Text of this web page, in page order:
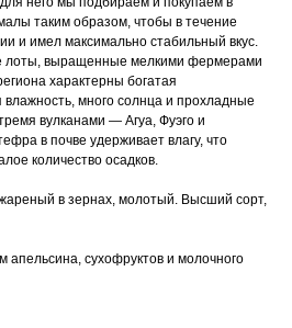
таким образом, чтобы в течение
и имел максимально стабильный вкус.
лоты, выращенные мелкими фермерами
характерны богатая
влажность, много солнца и прохладные
вулканами — Агуа, Фуэго и
в почве удерживает влагу, что
количество осадков.
в зернах, молотый. Высший сорт,
апельсина, сухофруктов и молочного